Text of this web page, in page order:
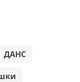
ДАНС